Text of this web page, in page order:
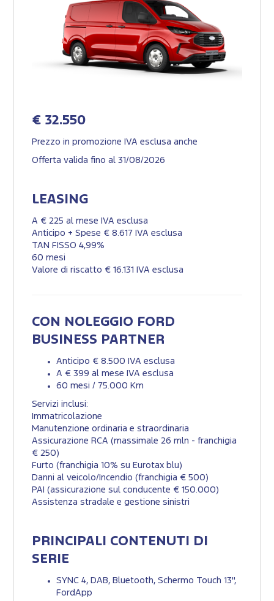
€ 32.550
Prezzo in promozione IVA esclusa anche
Offerta valida fino al 31/08/2026
LEASING
A € 225 al mese IVA esclusa
Anticipo + Spese € 8.617 IVA esclusa
TAN FISSO 4,99%
60 mesi
Valore di riscatto € 16.131 IVA esclusa
CON NOLEGGIO FORD
BUSINESS PARTNER
Anticipo € 8.500 IVA esclusa
A € 399 al mese IVA esclusa
60 mesi / 75.000 Km
Servizi inclusi:
Immatricolazione
Manutenzione ordinaria e straordinaria
Assicurazione RCA (massimale 26 mln - franchigia
€ 250)
Furto (franchigia 10% su Eurotax blu)
Danni al veicolo/Incendio (franchigia € 500)
PAI (assicurazione sul conducente € 150.000)
Assistenza stradale e gestione sinistri
PRINCIPALI CONTENUTI DI
SERIE
SYNC 4, DAB, Bluetooth, Schermo Touch 13",
FordApp